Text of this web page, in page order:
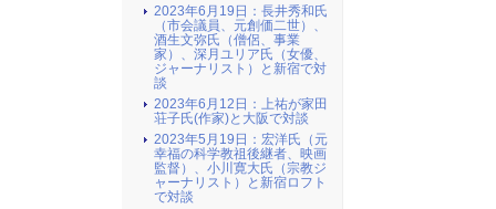
2023年6月19日：長井秀和氏
（市会議員、元創価二世）、
酒生文弥氏（僧侶、事業
家）、深月ユリア氏（女優、
ジャーナリスト）と新宿で対
談
2023年6月12日：上祐が家田
荘子氏(作家)と大阪で対談
2023年5月19日：宏洋氏（元
幸福の科学教祖後継者、映画
監督）、小川寛大氏（宗教ジ
ャーナリスト）と新宿ロフト
で対談